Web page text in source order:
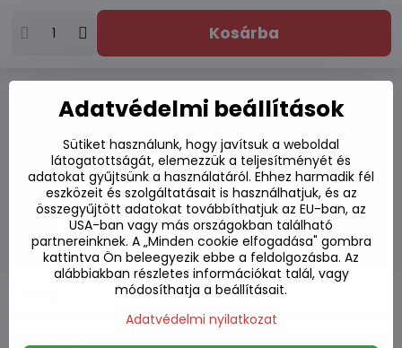
Kosárba
Hozzáadás a kedvencekhez
Watchdog
Kézbesítés
Raktározási szám:S7#SK#16967#1
0
Adatvédelmi beállítások
Sütiket használunk, hogy javítsuk a weboldal
látogatottságát, elemezzük a teljesítményét és
adatokat gyűjtsünk a használatáról. Ehhez harmadik fél
eszközeit és szolgáltatásait is használhatjuk, és az
összegyűjtött adatokat továbbíthatjuk az EU-ban, az
USA-ban vagy más országokban található
partnereinknek. A „Minden cookie elfogadása" gombra
kattintva Ön beleegyezik ebbe a feldolgozásba. Az
alábbiakban részletes információkat talál, vagy
módosíthatja a beállításait.
Adatvédelmi nyilatkozat